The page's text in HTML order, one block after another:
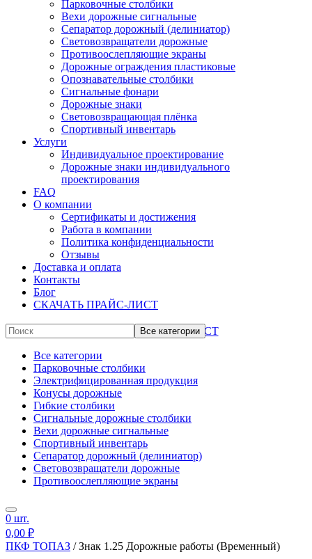
Парковочные столбики
Вехи дорожные сигнальные
Сепаратор дорожный (делиниатор)
Световозвращатели дорожные
Противоослепляющие экраны
Дорожные ограждения пластиковые
Опознавательные столбики
Сигнальные фонари
Дорожные знаки
Световозвращающая плёнка
Спортивный инвентарь
Услуги
Индивидуальное проектирование
Дорожные знаки индивидуального
проектирования
FAQ
О компании
Сертификаты и достижения
Работа в компании
Политика конфиденциальности
Отзывы
Доставка и оплата
Контакты
Блог
СКАЧАТЬ ПРАЙС-ЛИСТ
СКАЧАТЬ ПРАЙС-ЛИСТ
Все категории
Все категории
Парковочные столбики
Электрифицированная продукция
Конусы дорожные
Гибкие столбики
Сигнальные дорожные столбики
Вехи дорожные сигнальные
Спортивный инвентарь
Сепаратор дорожный (делиниатор)
Световозвращатели дорожные
Противоослепляющие экраны
Дорожные знаки
Универсальный утяжелитель
0 шт.
0,00 ₽
ПКФ ТОПАЗ /Знак 1.25 Дорожные работы (Временный)